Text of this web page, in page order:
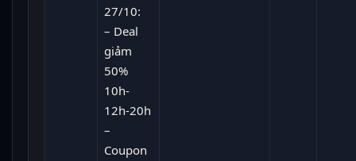
27/10:
– Deal
giảm
50%
10h-
12h-20h
–
Coupon